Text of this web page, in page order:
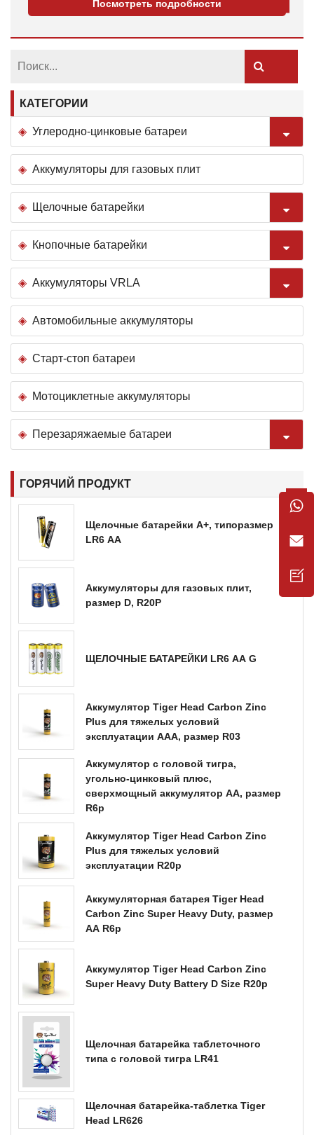
Посмотреть подробности
КАТЕГОРИИ
Углеродно-цинковые батареи
Аккумуляторы для газовых плит
Щелочные батарейки
Кнопочные батарейки
Аккумуляторы VRLA
Автомобильные аккумуляторы
Старт-стоп батареи
Мотоциклетные аккумуляторы
Перезаряжаемые батареи
ГОРЯЧИЙ ПРОДУКТ
Щелочные батарейки A+, типоразмер
LR6 AA
Аккумуляторы для газовых плит,
размер D, R20P
ЩЕЛОЧНЫЕ БАТАРЕЙКИ LR6 AA G
Аккумулятор Tiger Head Carbon Zinc
Plus для тяжелых условий
эксплуатации AAA, размер R03
Аккумулятор с головой тигра,
угольно-цинковый плюс,
сверхмощный аккумулятор AA, размер
R6p
Аккумулятор Tiger Head Carbon Zinc
Plus для тяжелых условий
эксплуатации R20p
Аккумуляторная батарея Tiger Head
Carbon Zinc Super Heavy Duty, размер
AA R6p
Аккумулятор Tiger Head Carbon Zinc
Super Heavy Duty Battery D Size R20p
Щелочная батарейка таблеточного
типа с головой тигра LR41
Щелочная батарейка-таблетка Tiger
Head LR626